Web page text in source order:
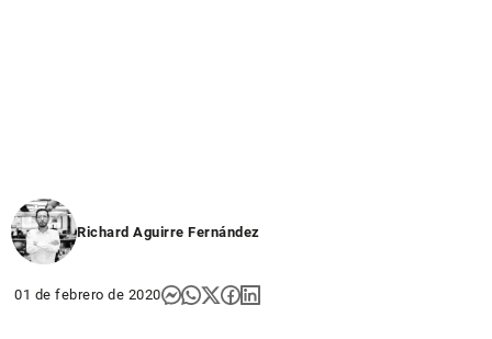
Richard Aguirre Fernández
01 de febrero de 2020